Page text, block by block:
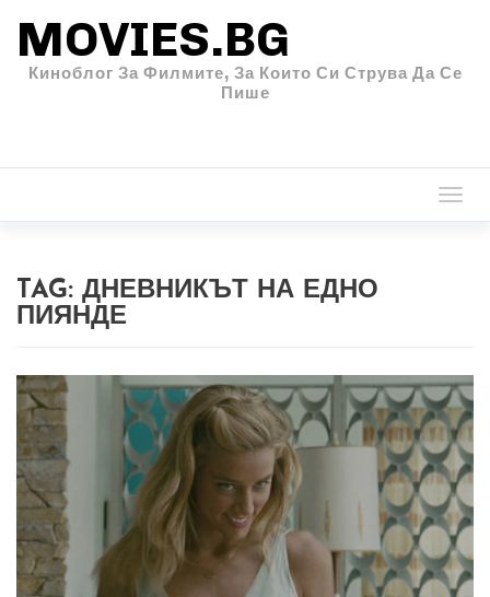
MOVIES.BG
Киноблог За Филмите, За Които Си Струва Да Се
Пише
TAG: ДНЕВНИКЪТ НА ЕДНО
ПИЯНДЕ